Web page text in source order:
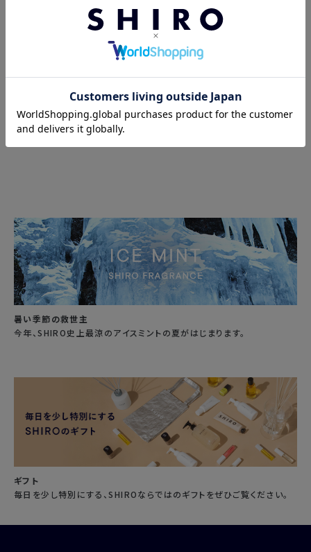
2025/03/31
社会の新しい標準を目指す、『SHIRO リユースプロ
ジェクト』を始動します
ニュース一覧
暑い季節の救世主
今年、SHIRO史上最涼のアイスミントの夏がはじまります。
ギフト
毎日を少し特別にする、SHIROならではのギフトをぜひご覧ください。